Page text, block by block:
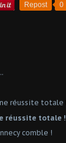
Repost 0
réussite totale !